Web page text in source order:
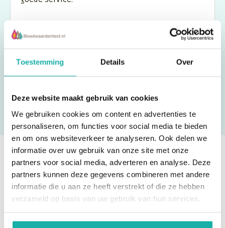
Toestemming Details Over
Deze website maakt gebruik van cookies
We gebruiken cookies om content en advertenties te
personaliseren, om functies voor social media te bieden
en om ons websiteverkeer te analyseren. Ook delen we
informatie over uw gebruik van onze site met onze
partners voor social media, adverteren en analyse. Deze
partners kunnen deze gegevens combineren met andere
informatie die u aan ze heeft verstrekt of die ze hebben
verzameld op basis van uw gebruik van hun services.
Vincent
Ben je eruit? Bestel direct!